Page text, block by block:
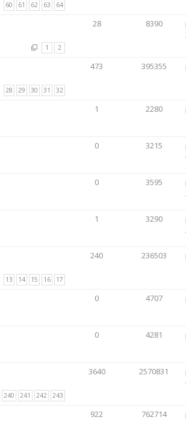
60 61 62 63 64
1 2
28 8390
28 29 30 31 32
473 395355
1 2280
0 3215
0 3595
1 3290
13 14 15 16 17
240 236503
0 4707
0 4281
240 241 242 243
3640 2570831
922 762714